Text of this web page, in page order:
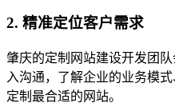
2. 精准定位客户需求
肇庆的定制网站建设开发团
入沟通，了解企业的业务模
定制最合适的网站。